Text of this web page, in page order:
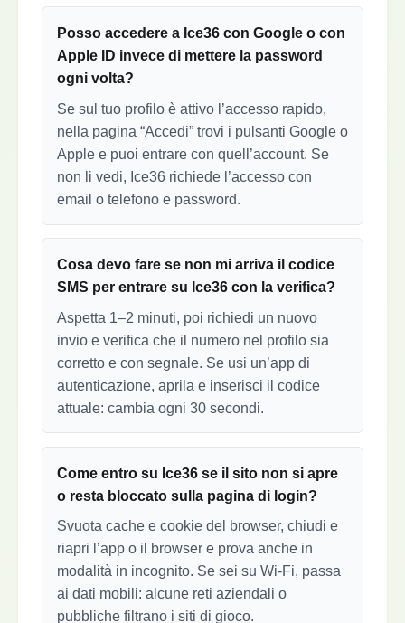
Posso accedere a Ice36 con Google o con
Apple ID invece di mettere la password
ogni volta?
Se sul tuo profilo è attivo l’accesso rapido,
nella pagina “Accedi” trovi i pulsanti Google o
Apple e puoi entrare con quell’account. Se
non li vedi, Ice36 richiede l’accesso con
email o telefono e password.
Cosa devo fare se non mi arriva il codice
SMS per entrare su Ice36 con la verifica?
Aspetta 1–2 minuti, poi richiedi un nuovo
invio e verifica che il numero nel profilo sia
corretto e con segnale. Se usi un’app di
autenticazione, aprila e inserisci il codice
attuale: cambia ogni 30 secondi.
Come entro su Ice36 se il sito non si apre
o resta bloccato sulla pagina di login?
Svuota cache e cookie del browser, chiudi e
riapri l’app o il browser e prova anche in
modalità in incognito. Se sei su Wi‑Fi, passa
ai dati mobili: alcune reti aziendali o
pubbliche filtrano i siti di gioco.